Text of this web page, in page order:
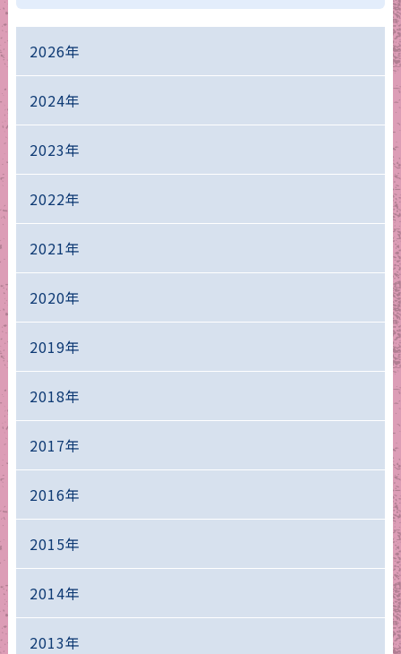
2026年
2024年
2023年
2022年
2021年
2020年
2019年
2018年
2017年
2016年
2015年
2014年
2013年